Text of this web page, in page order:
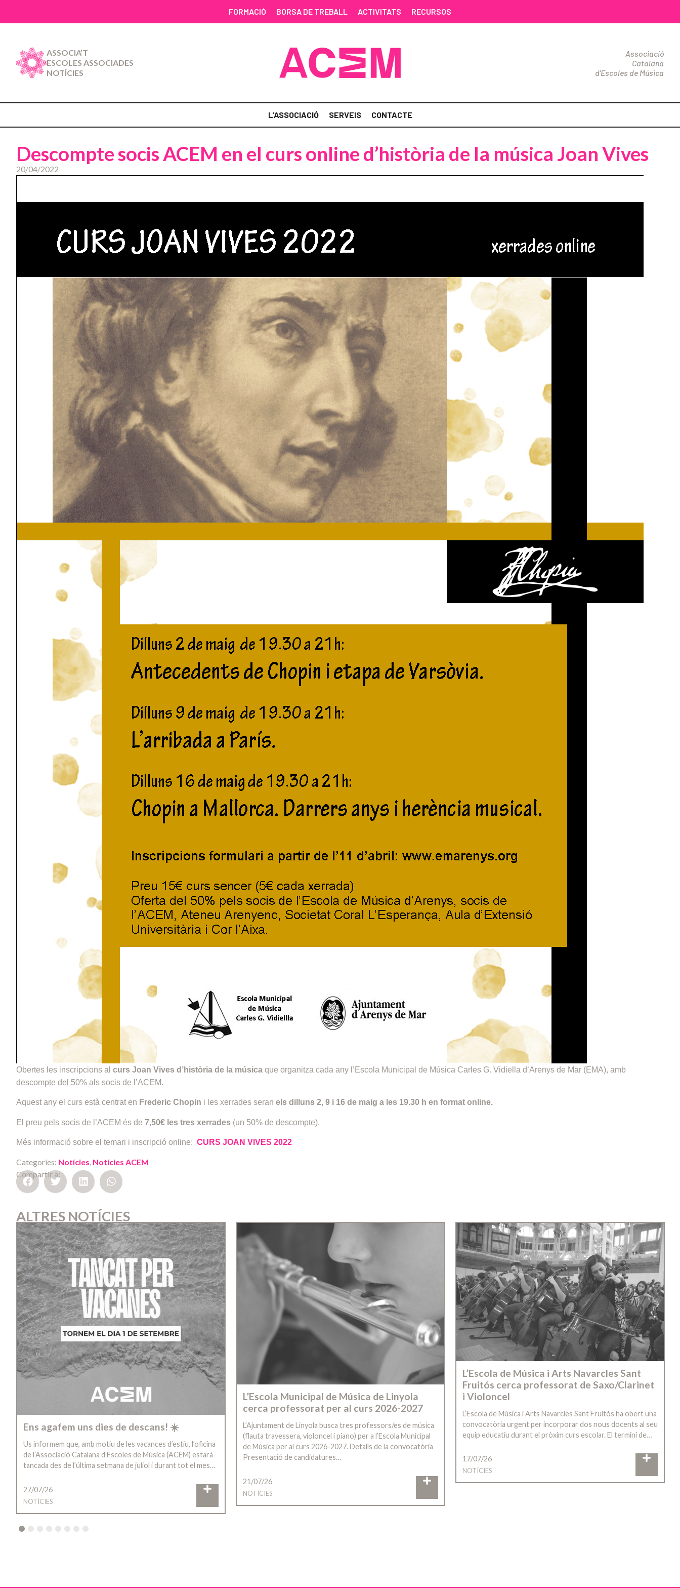
FORMACIÓ BORSA DE TREBALL ACTIVITATS RECURSOS
ASSOCIA’T
ESCOLES ASSOCIADES
NOTÍCIES
Associació
Catalana
d'Escoles de Música
L’ASSOCIACIÓ SERVEIS CONTACTE
Descompte socis ACEM en el curs online d’història de la música Joan Vives
20/04/2022
Obertes les inscripcions al curs Joan Vives d’història de la música que organitza cada any l’Escola Municipal de Música Carles G. Vidiella d’Arenys de Mar (EMA), amb
descompte del 50% als socis de l’ACEM.
Aquest any el curs està centrat en Frederic Chopin i les xerrades seran els dilluns 2, 9 i 16 de maig a les 19.30 h en format online.
El preu pels socis de l’ACEM és de 7,50€ les tres xerrades (un 50% de descompte).
Més informació sobre el temari i inscripció online: CURS JOAN VIVES 2022
Categories: Notícies Notícies ACEM
Compartir a:
ALTRES NOTÍCIES
Ens agafem uns dies de descans! ☀️
Us informem que, amb motiu de les vacances d’estiu, l’oficina
de l’Associació Catalana d’Escoles de Música (ACEM) estarà
tancada des de l’última setmana de juliol i durant tot el mes…
27/07/26
NOTÍCIES
L’Escola Municipal de Música de Linyola
cerca professorat per al curs 2026-2027
L’Ajuntament de Linyola busca tres professors/es de música
(flauta travessera, violoncel i piano) per a l’Escola Municipal
de Música per al curs 2026-2027. Detalls de la convocatòria
Presentació de candidatures…
21/07/26
NOTÍCIES
L’Escola de Música i Arts Navarcles Sant
Fruitós cerca professorat de Saxo/Clarinet
i Violoncel
L’Escola de Música i Arts Navarcles Sant Fruitós ha obert una
convocatòria urgent per incorporar dos nous docents al seu
equip educatiu durant el pròxim curs escolar. El termini de…
17/07/26
NOTÍCIES
4 5 6 7 8